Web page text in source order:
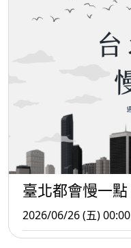
臺北都會慢一點
2026/06/26 (五) 00:00